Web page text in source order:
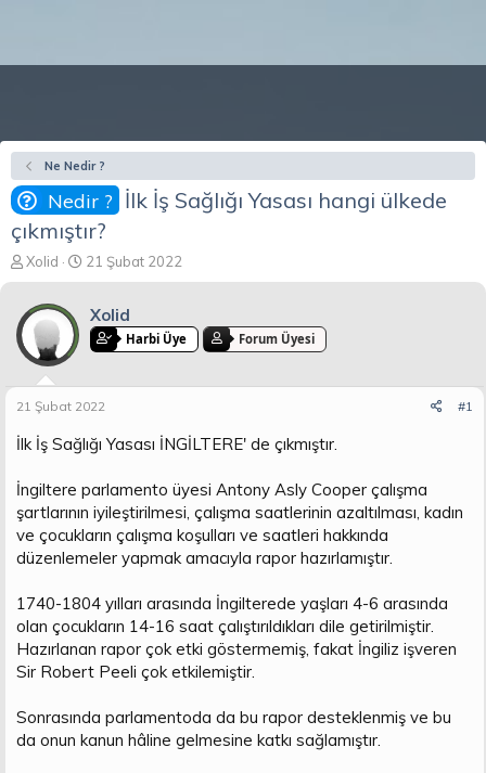
Ne Nedir ?
Nedir ? İlk İş Sağlığı Yasası hangi ülkede
çıkmıştır?
K
o
b
y
a
ş
l
t
a
n
Xolid
B
a
ç
a
i
h
i
21 Şubat 2022
Xolid
Harbi Üye Forum Üyesi
21 Şubat 2022 #1
İlk İş Sağlığı Yasası İNGİLTERE' de çıkmıştır.
İngiltere parlamento üyesi Antony Asly Cooper çalışma
şartlarının iyileştirilmesi, çalışma saatlerinin azaltılması, kadın
ve çocukların çalışma koşulları ve saatleri hakkında
düzenlemeler yapmak amacıyla rapor hazırlamıştır.
1740-1804 yılları arasında İngilterede yaşları 4-6 arasında
olan çocukların 14-16 saat çalıştırıldıkları dile getirilmiştir.
Hazırlanan rapor çok etki göstermemiş, fakat İngiliz işveren
Sir Robert Peeli çok etkilemiştir.
Sonrasında parlamentoda da bu rapor desteklenmiş ve bu
da onun kanun hâline gelmesine katkı sağlamıştır.